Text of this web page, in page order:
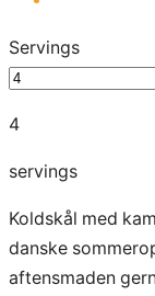
Servings
4
servings
Koldskål med
danske
aftensmaden